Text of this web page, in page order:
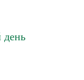
день